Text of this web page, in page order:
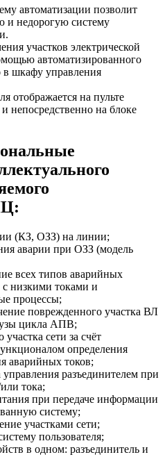
автоматизации позволит
и недорогую систему
участков электрической
автоматизированного
в шкафу управления
отображается на пульте
непосредственно на блоке
(КЗ, ОЗЗ) на линии;
аварии при ОЗЗ (модель
всех типов аварийных
низкими токами и
процессы;
поврежденного участка ВЛ
цикла АПВ;
сети за счёт
определения
аварийных токов;
разъединителем при
тока;
при передаче информации
систему;
участками сети;
пользователя;
в одном: разъединитель и